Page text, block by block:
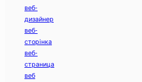
веб-
дизайнер
веб-
сторінка
веб-
страница
веб